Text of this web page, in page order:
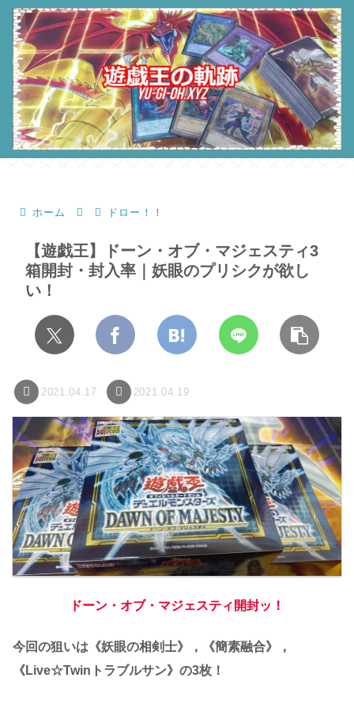
ホーム ドロー！！
【遊戯王】ドーン・オブ・マジェスティ3
箱開封・封入率｜妖眼のプリシクが欲し
い！
2021.04.17 2021.04.19
ドーン・オブ・マジェスティ開封ッ！
今回の狙いは《妖眼の相剣士》，《簡素融合》，
《Live☆Twinトラブルサン》の3枚！